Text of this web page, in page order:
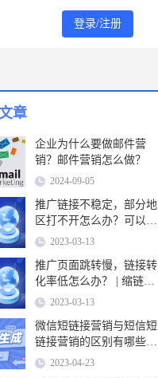
登录/注册
章
企业为什么要做邮件营
销？邮件营销怎么做？
2024-09-05
推广链接不稳定，部分地
区打不开怎么办？可以使
用缩链短链接工具
2023-03-13
推广页面跳转慢，链接转
化率低怎么办？ | 缩链短
链接2023-03-13
微信短链接营销与短信短
链接营销的区别有哪些？
| 缩链短链接
2023-04-23